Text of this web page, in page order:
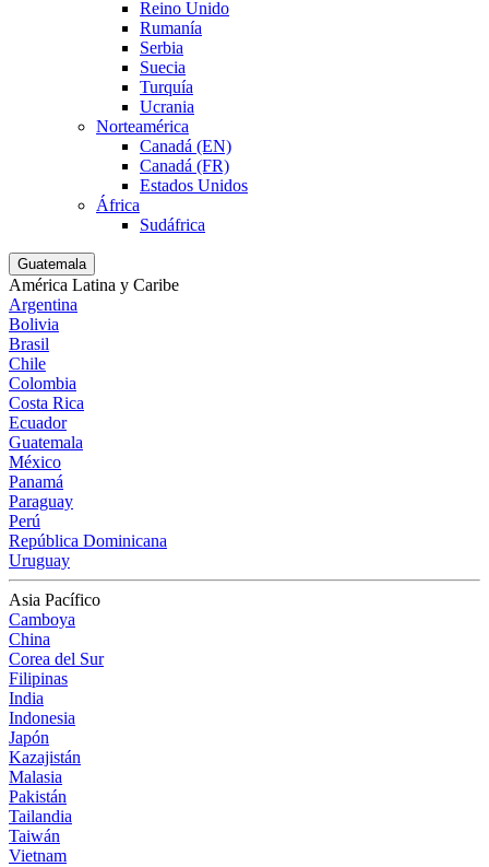
Reino Unido
Rumanía
Serbia
Suecia
Turquía
Ucrania
Norteamérica
Canadá (EN)
Canadá (FR)
Estados Unidos
África
Sudáfrica
Guatemala
América Latina y Caribe
Argentina
Bolivia
Brasil
Chile
Colombia
Costa Rica
Ecuador
Guatemala
México
Panamá
Paraguay
Perú
República Dominicana
Uruguay
Asia Pacífico
Camboya
China
Corea del Sur
Filipinas
India
Indonesia
Japón
Kazajistán
Malasia
Pakistán
Tailandia
Taiwán
Vietnam